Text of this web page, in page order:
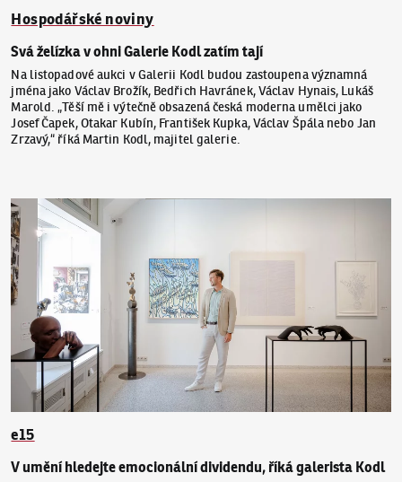
Hospodářské noviny
Svá želízka v ohni Galerie Kodl zatím tají
Na listopadové aukci v Galerii Kodl budou zastoupena významná
jména jako Václav Brožík, Bedřich Havránek, Václav Hynais, Lukáš
Marold. „Těší mě i výtečně obsazená česká moderna umělci jako
Josef Čapek, Otakar Kubín, František Kupka, Václav Špála nebo Jan
Zrzavý,“ říká Martin Kodl, majitel galerie.
e15
V umění hledejte emocionální dividendu, říká galerista Kodl